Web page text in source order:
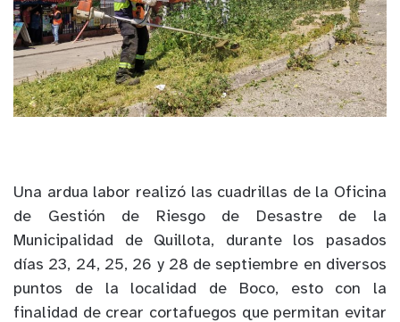
Una ardua labor realizó las cuadrillas de la Oficina
de Gestión de Riesgo de Desastre de la
Municipalidad de Quillota, durante los pasados
días 23, 24, 25, 26 y 28 de septiembre en diversos
puntos de la localidad de Boco, esto con la
finalidad de crear cortafuegos que permitan evitar